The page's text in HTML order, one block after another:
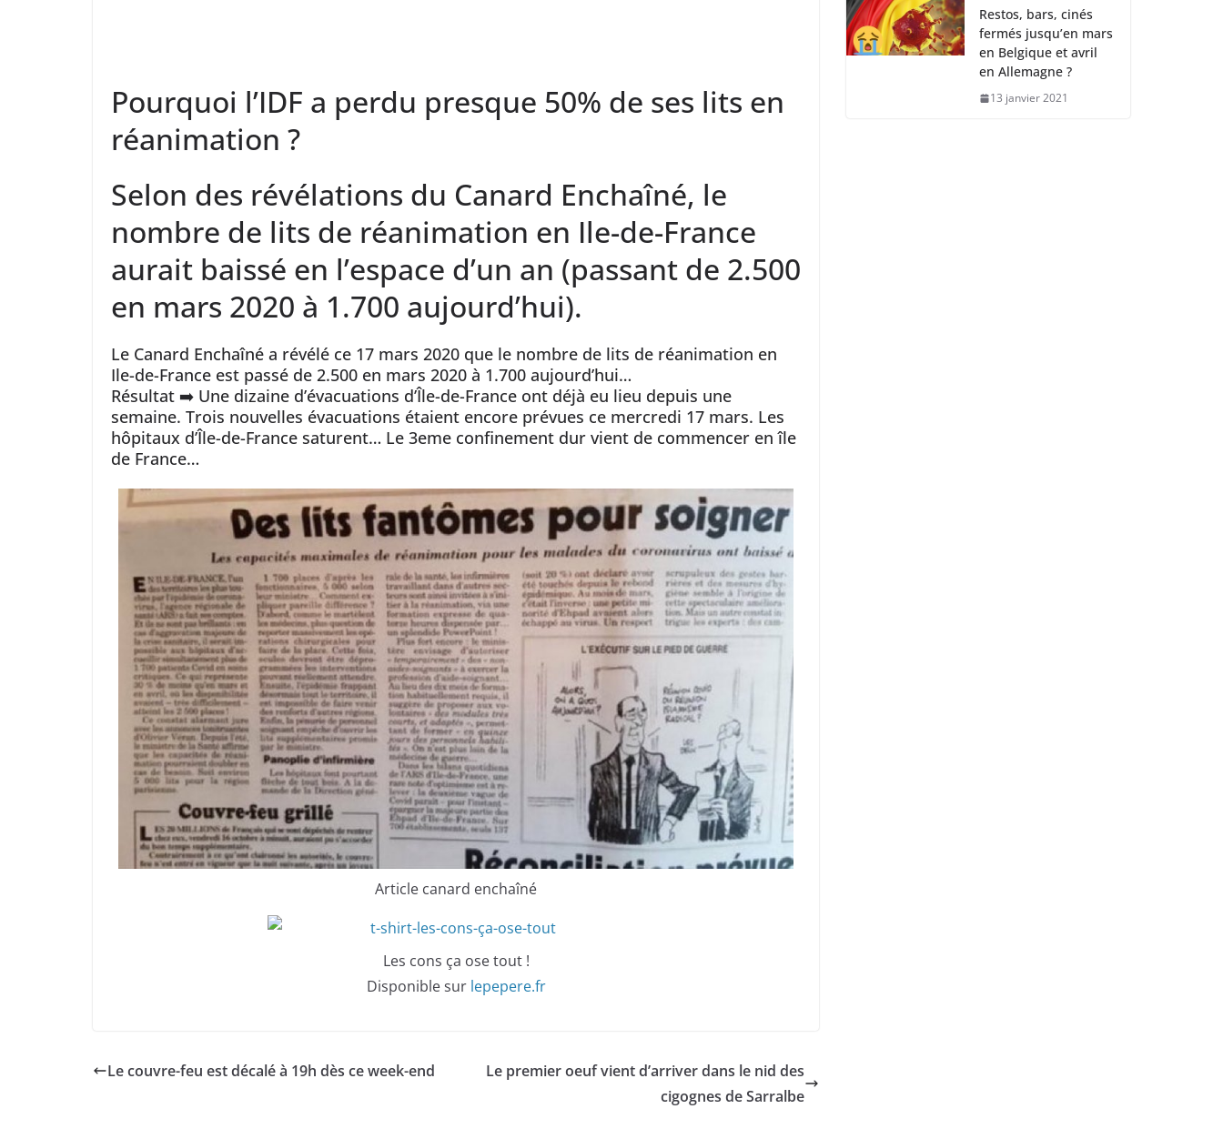
Pourquoi l’IDF a perdu presque 50% de ses lits en
réanimation ?
Selon des révélations du Canard Enchaîné, le
nombre de lits de réanimation en Ile-de-France
aurait baissé en l’espace d’un an (passant de 2.500
en mars 2020 à 1.700 aujourd’hui).
Le Canard Enchaîné a révélé ce 17 mars 2020 que le nombre de lits de réanimation en
Ile-de-France est passé de 2.500 en mars 2020 à 1.700 aujourd’hui…
Résultat ➡️ Une dizaine d’évacuations d’Île-de-France ont déjà eu lieu depuis une
semaine. Trois nouvelles évacuations étaient encore prévues ce mercredi 17 mars. Les
hôpitaux d’Île-de-France saturent… Le 3eme confinement dur vient de commencer en île
de France…
Article canard enchaîné
Les cons ça ose tout !
Disponible sur lepepere.fr
Le couvre-feu est décalé à 19h dès ce week-end
Le premier oeuf vient d’arriver dans le nid des
cigognes de Sarralbe
Restos, bars, cinés
fermés jusqu’en mars
en Belgique et avril
en Allemagne ?
13 janvier 2021